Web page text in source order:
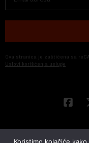
Ova stranica je zaštićena sa
Uslovi korišćenja usluge